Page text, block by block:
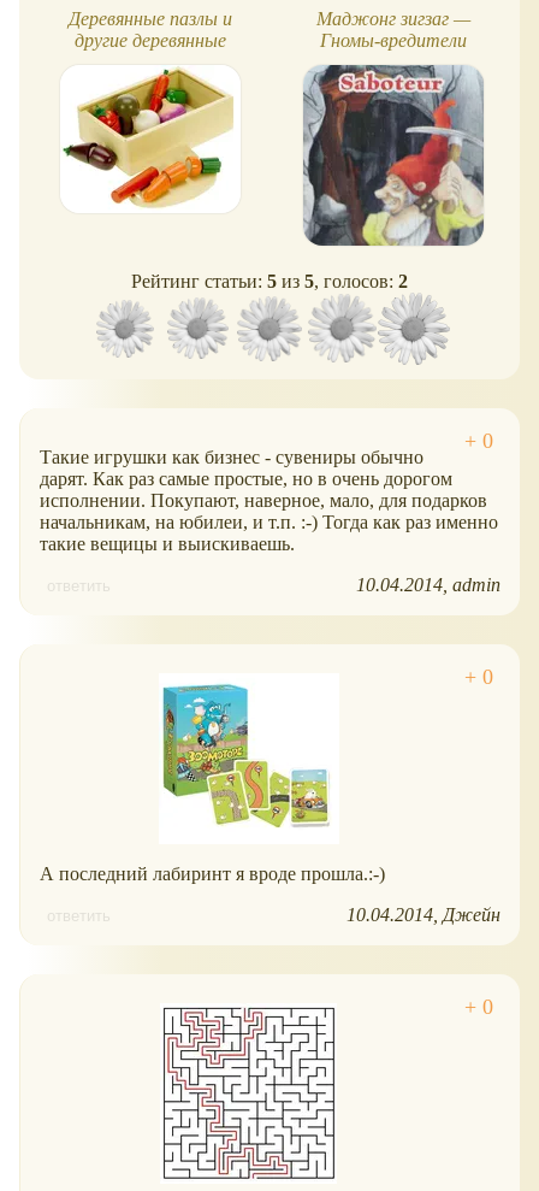
Деревянные пазлы и
другие деревянные
игрушки от BigJigs
Маджонг зигзаг —
Гномы-вредители
Рейтинг статьи: 5 из 5, голосов: 2
Такие игрушки как бизнес - сувениры обычно
дарят. Как раз самые простые, но в очень дорогом
исполнении. Покупают, наверное, мало, для подарков
начальникам, на юбилеи, и т.п. :-) Тогда как раз именно
такие вещицы и выискиваешь.
ответить 10.04.2014 admin
А последний лабиринт я вроде прошла.:-)
ответить 10.04.2014 Джейн